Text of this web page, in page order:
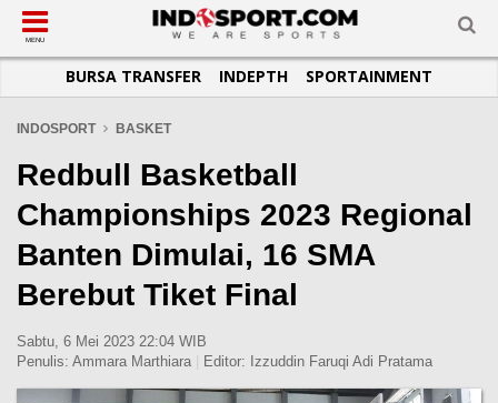
SUB-MENU
SEPAKBOLA
LIGA INGGRIS
LIGA ITALIA
LIGA SPANYOL
LIGA CHAMPIONS
LIGA JERMAN
SUB-MENU
SPORTAINMENT
SUB-MENU
OTOMOTIF
OTOMANIA
SUB-MENU
BASKET
FUTSAL
OLIMPIK
E-SPORT
SUB-MENU
JADWAL
SUB-MENU
TOPIK HARI INI
INFOGRAFIS
GALERI FOTO
TEMPAT OLAHRAGA
PASUKAN SEHAT
KOMUNITAS SEHAT
MENU
BURSA TRANSFER INDEPTH SPORTAINMENT
INDOSPORT BASKET
Redbull Basketball
Championships 2023 Regional
Banten Dimulai, 16 SMA
Berebut Tiket Final
Sabtu, 6 Mei 2023 22:04 WIB
Penulis: Ammara Marthiara Editor: Izzuddin Faruqi Adi Pratama